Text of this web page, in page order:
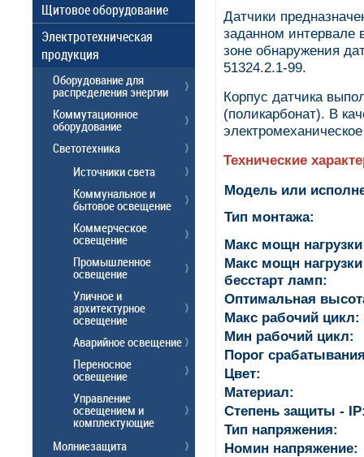
Датчики
заданном интервале
зоне обнаружения
51324.2.1-99.
Корпус датчика
(поликарбонат). В
Технические
Модель или
Тип монтажа:
Макс мощн
Макс мощн
бесстарт ламп:
Оптимальная
Макс рабочий цикл:
Мин рабочий цикл:
Порог
Цвет:
Материал:
Степень защиты -
Тип напряжения:
Номин напряжение:
Щитовое оборудование
Электротехническая
продукция
Оборудование для
распределения энергии
Коммутационное
оборудование
Светотехника
Источники света
Коммунальное и
бытовое освещение
Коммерческое
освещение
Промышленное
освещение
Уличное и
архитектурное
освещение
Аварийное освещение
Переносное
освещение
Управление
освещением и
комплектующие
Молниезащита